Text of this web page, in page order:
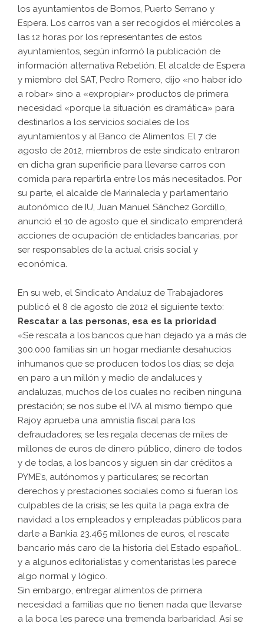
los ayuntamientos de Bornos, Puerto Serrano y
Espera. Los carros van a ser recogidos el miércoles a
las 12 horas por los representantes de estos
ayuntamientos, según informó la publicación de
información alternativa Rebelión. El alcalde de Espera
y miembro del SAT, Pedro Romero, dijo «no haber ido
a robar» sino a «expropiar» productos de primera
necesidad «porque la situación es dramática» para
destinarlos a los servicios sociales de los
ayuntamientos y al Banco de Alimentos. El 7 de
agosto de 2012, miembros de este sindicato entraron
en dicha gran superificie para llevarse carros con
comida para repartirla entre los más necesitados. Por
su parte, el alcalde de Marinaleda y parlamentario
autonómico de IU, Juan Manuel Sánchez Gordillo,
anunció el 10 de agosto que el sindicato emprenderá
acciones de ocupación de entidades bancarias, por
ser responsables de la actual crisis social y
económica.
En su web, el Sindicato Andaluz de Trabajadores
publicó el 8 de agosto de 2012 el siguiente texto:
Rescatar a las personas, esa es la prioridad
«Se rescata a los bancos que han dejado ya a más de
300.000 familias sin un hogar mediante desahucios
inhumanos que se producen todos los días; se deja
en paro a un millón y medio de andaluces y
andaluzas, muchos de los cuales no reciben ninguna
prestación; se nos sube el IVA al mismo tiempo que
Rajoy aprueba una amnistía fiscal para los
defraudadores; se les regala decenas de miles de
millones de euros de dinero público, dinero de todos
y de todas, a los bancos y siguen sin dar créditos a
PYME’s, autónomos y particulares; se recortan
derechos y prestaciones sociales como si fueran los
culpables de la crisis; se les quita la paga extra de
navidad a los empleados y empleadas públicos para
darle a Bankia 23.465 millones de euros, el rescate
bancario más caro de la historia del Estado español…
y a algunos editorialistas y comentaristas les parece
algo normal y lógico.
Sin embargo, entregar alimentos de primera
necesidad a familias que no tienen nada que llevarse
a la boca les parece una tremenda barbaridad. Así se